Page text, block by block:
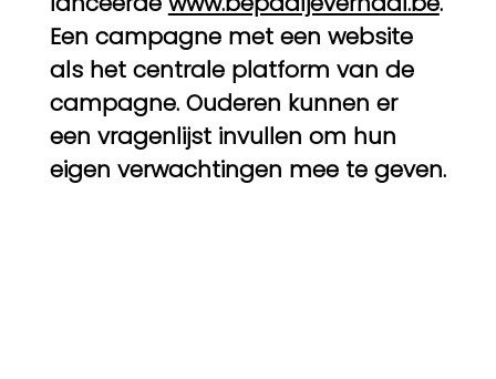
Een campagne met een website
als het centrale platform van de
campagne. Ouderen kunnen er
een vragenlijst invullen om hun
eigen verwachtingen mee te geven.